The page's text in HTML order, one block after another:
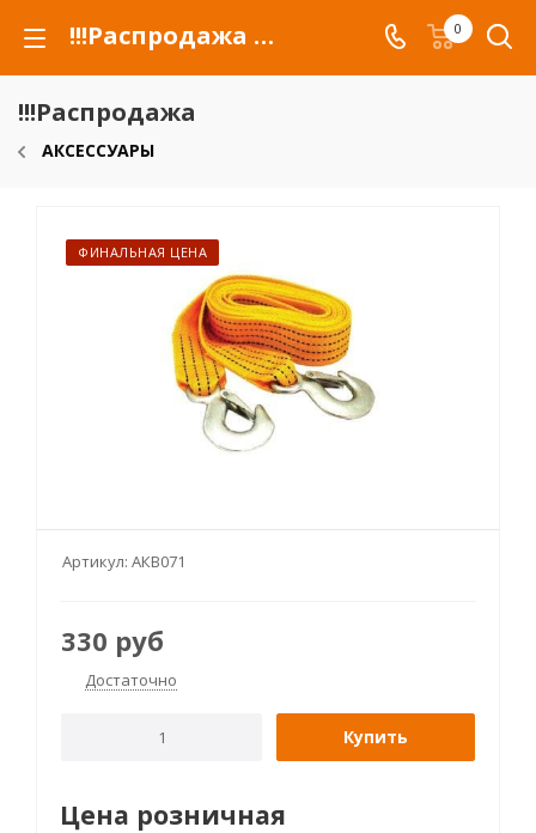
!!!Распродажа для автомобилей российских марок и сельхозтехники 0
!!!Распродажа
АКСЕССУАРЫ
ФИНАЛЬНАЯ ЦЕНА
Артикул: АКВ071
330 руб
Достаточно
Купить
Цена розничная